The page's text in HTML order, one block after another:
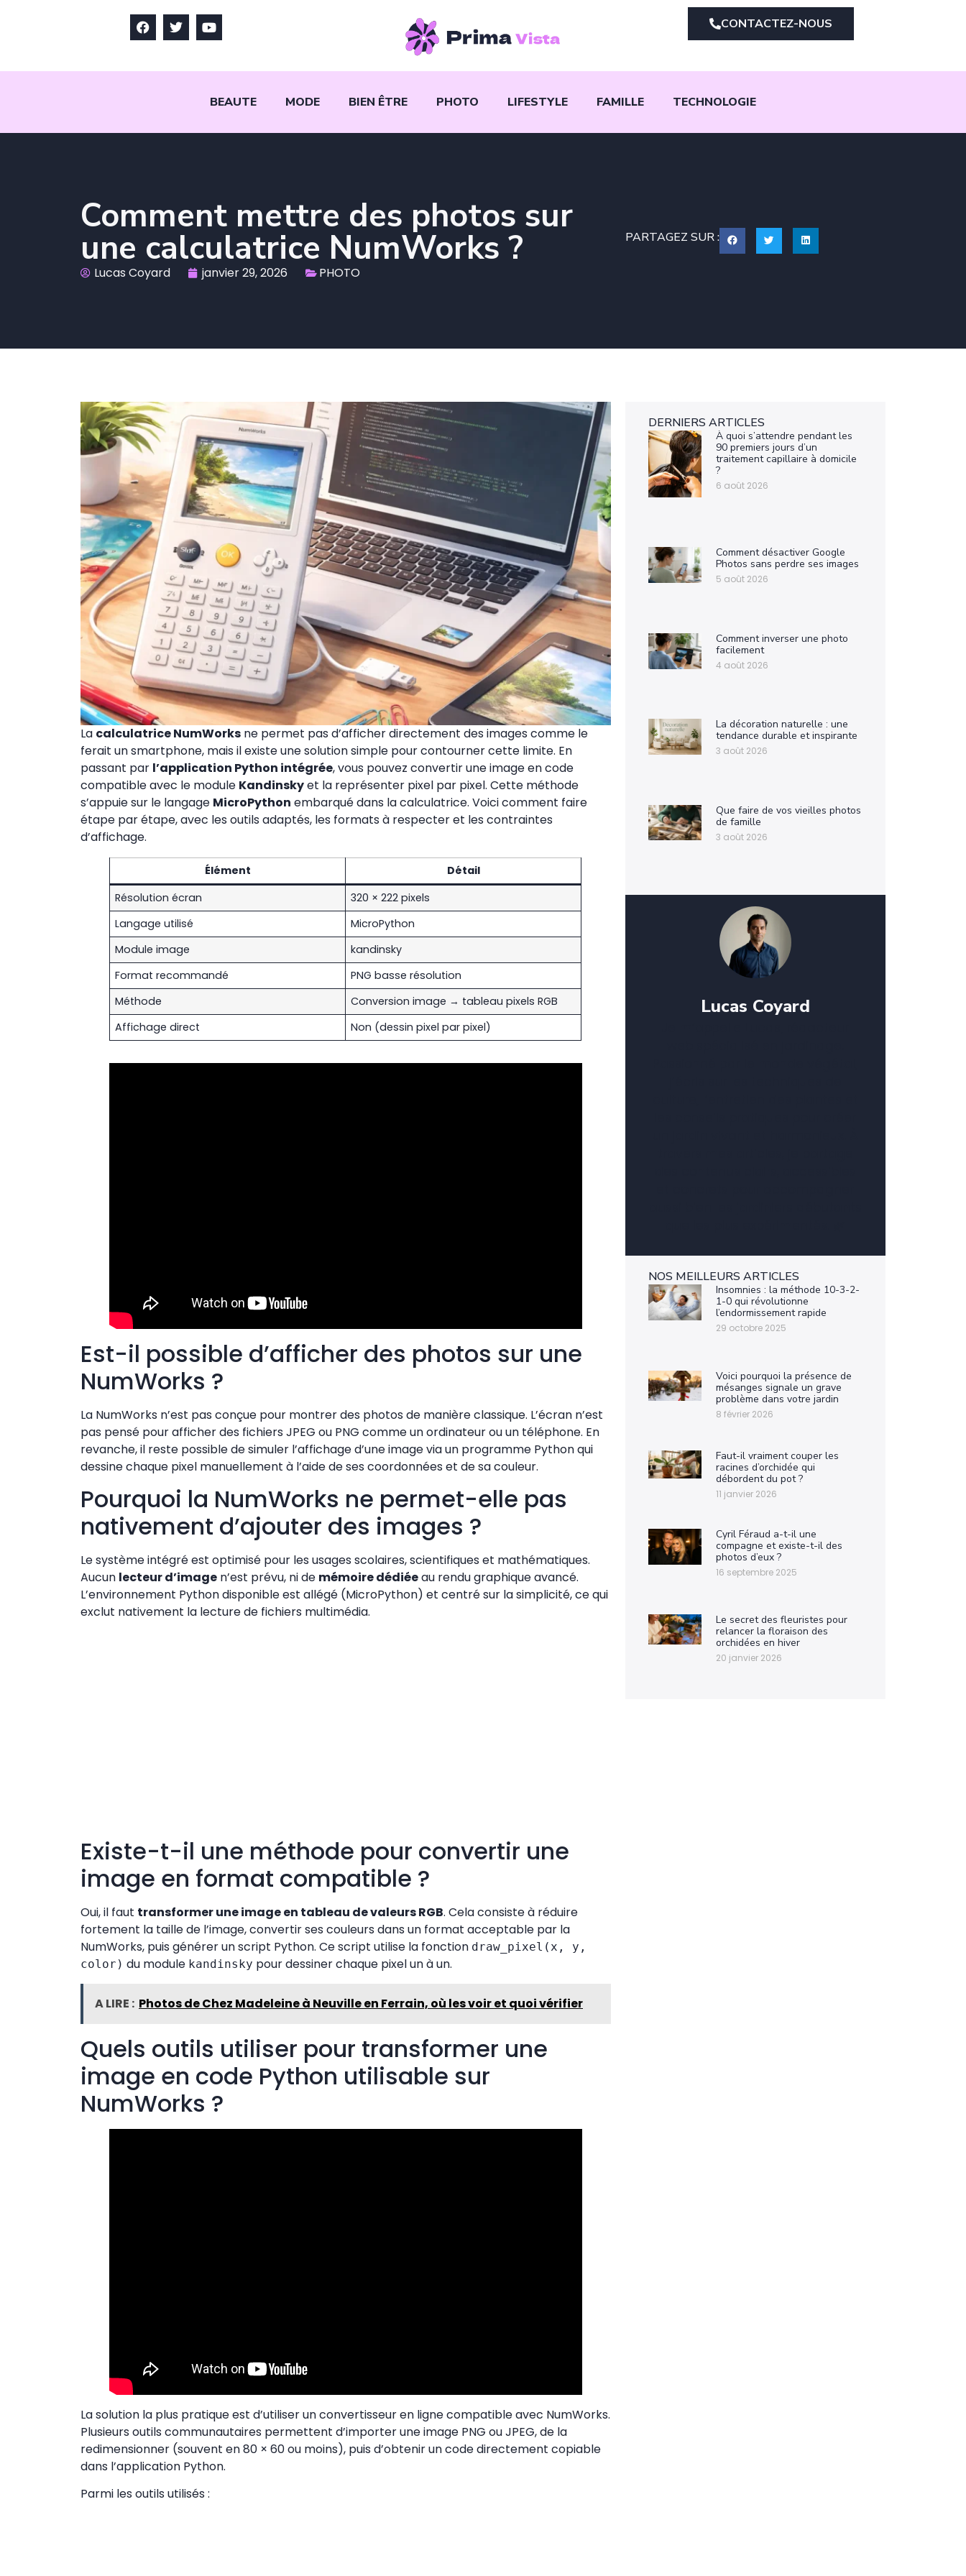
CONTACTEZ-NOUS
BEAUTE MODE BIEN ÊTRE PHOTO LIFESTYLE FAMILLE TECHNOLOGIE
Comment mettre des photos sur
une calculatrice NumWorks ?
Lucas Coyard janvier 29, 2026 PHOTO
PARTAGEZ SUR :
La calculatrice NumWorks ne permet pas d’afficher directement des images comme le
ferait un smartphone, mais il existe une solution simple pour contourner cette limite. En
passant par l’application Python intégrée, vous pouvez convertir une image en code
compatible avec le module Kandinskyet la représenter pixel par pixel. Cette méthode
s’appuie sur le langage MicroPython embarqué dans la calculatrice. Voici comment faire
étape par étape, avec les outils adaptés, les formats à respecter et les contraintes
d’affichage.
Élément
Détail
Résolution écran
320 × 222 pixels
Langage utilisé
MicroPython
Module image
kandinsky
Format recommandé
PNG basse résolution
Méthode
Conversion image → tableau pixels RGB
Affichage direct
Non (dessin pixel par pixel)
Est-il possible d’afficher des photos sur une
NumWorks ?
La NumWorks n’est pas conçue pour montrer des photos de manière classique. L’écran n’est
pas pensé pour afficher des fichiers JPEG ou PNG comme un ordinateur ou un téléphone. En
revanche, il reste possible de simuler l’affichage d’une image via un programme Python qui
dessine chaque pixel manuellement à l’aide de ses coordonnées et de sa couleur.
Pourquoi la NumWorks ne permet-elle pas
nativement d’ajouter des images ?
Le système intégré est optimisé pour les usages scolaires, scientifiques et mathématiques.
Aucun lecteur d’image n’est prévu, ni de mémoire dédiéeau rendu graphique avancé.
L’environnement Python disponible est allégé (MicroPython) et centré sur la simplicité, ce qui
exclut nativement la lecture de fichiers multimédia.
Existe-t-il une méthode pour convertir une
image en format compatible ?
Oui, il faut transformer une imageen tableau de valeurs RGB. Cela consiste à réduire
fortement la taille de l’image, convertir ses couleurs dans un format acceptable par la
NumWorks, puis générer un script Python. Ce script utilise la fonction draw_pixel(x, y,
color) du module kandinsky pour dessiner chaque pixel un à un.
A LIRE : Photos de Chez Madeleine à Neuville en Ferrain, où les voir et quoi vérifier
Quels outils utiliser pour transformer une
image en code Python utilisable sur
NumWorks ?
La solution la plus pratique est d’utiliser un convertisseur en ligne compatible avec NumWorks.
Plusieurs outils communautaires permettent d’importer une image PNG ou JPEG, de la
redimensionner (souvent en 80 × 60 ou moins), puis d’obtenir un code directement copiable
dans l’application Python.
Parmi les outils utilisés :
DERNIERS ARTICLES
À quoi s’attendre pendant les
90 premiers jours d’un
traitement capillaire à domicile
?
6 août 2026
Comment désactiver Google
Photos sans perdre ses images
5 août 2026
Comment inverser une photo
facilement
4 août 2026
La décoration naturelle : une
tendance durable et inspirante
3 août 2026
Que faire de vos vieilles photos
de famille
3 août 2026
Lucas Coyard
NOS MEILLEURS ARTICLES
Insomnies : la méthode 10-3-2-
1-0 qui révolutionne
l’endormissement rapide
29 octobre 2025
Voici pourquoi la présence de
mésanges signale un grave
problème dans votre jardin
8 février 2026
Faut-il vraiment couper les
racines d’orchidée qui
débordent du pot ?
11 janvier 2026
Cyril Féraud a-t-il une
compagne et existe-t-il des
photos d’eux ?
16 septembre 2025
Le secret des fleuristes pour
relancer la floraison des
orchidées en hiver
20 janvier 2026